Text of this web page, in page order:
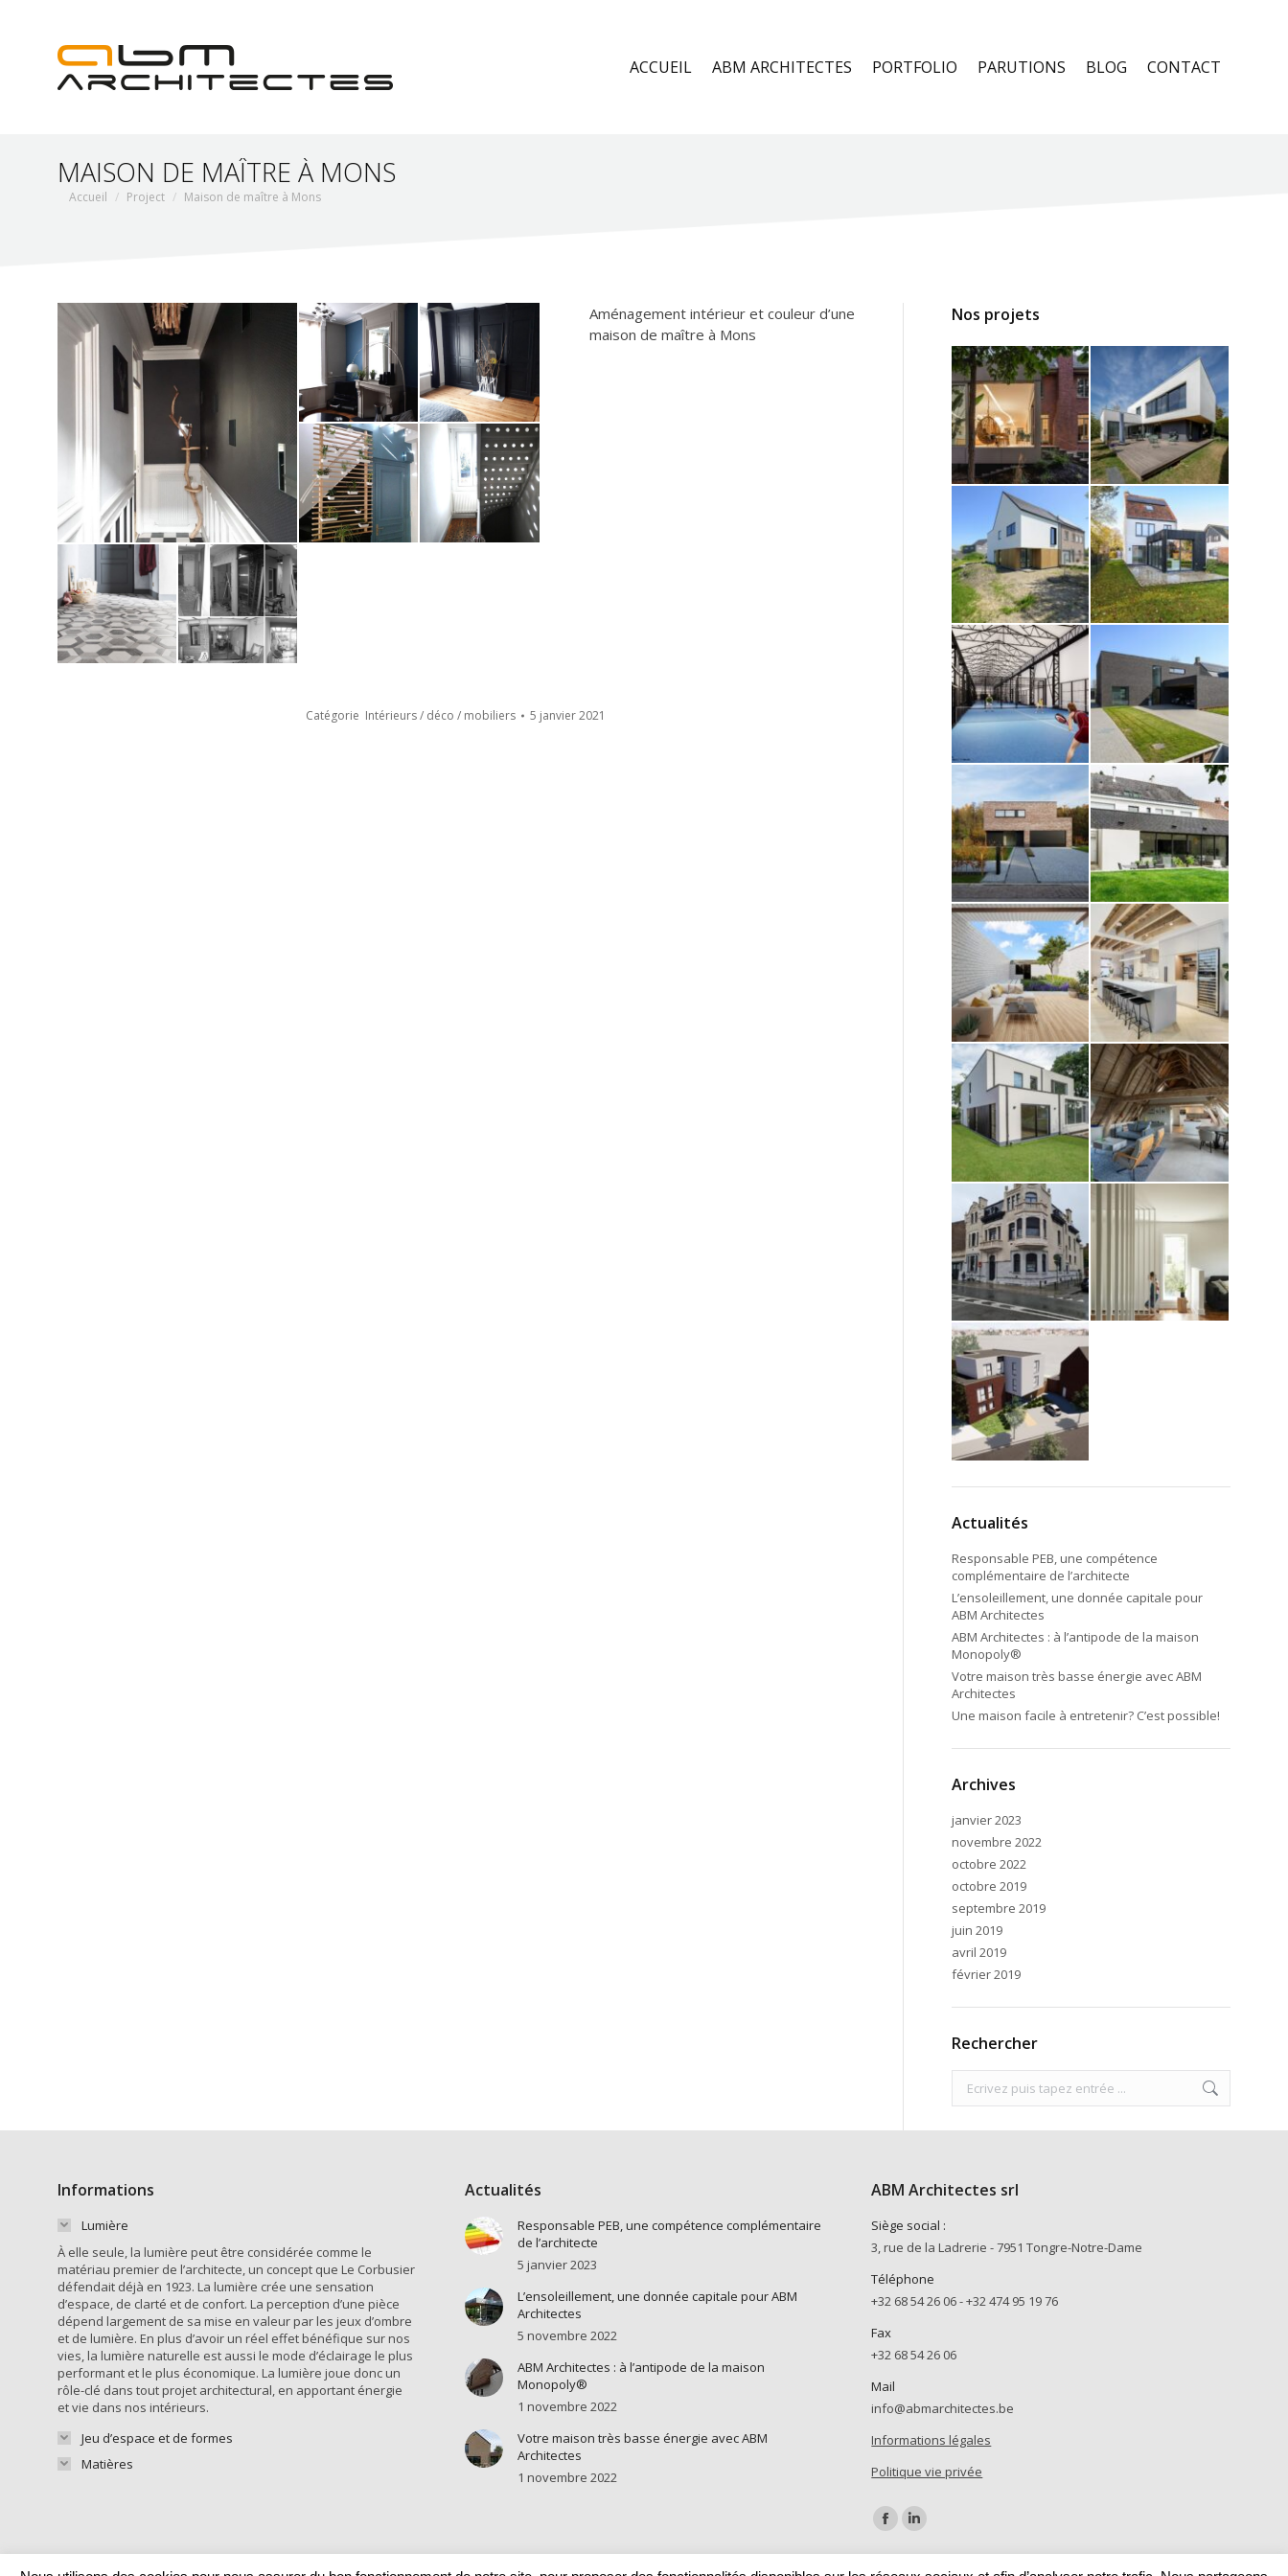
ACCUEIL ABM ARCHITECTES PORTFOLIO PARUTIONS BLOG CONTACT
MAISON DE MAÎTRE À MONS
Vous êtes ici :
Accueil Project Maison de maître à Mons
Aménagement intérieur et couleur d’une
maison de maître à Mons
Catégorie Intérieurs / déco / mobiliers 5 janvier 2021
Nos projets
Actualités
Responsable PEB, une compétence
complémentaire de l’architecte
L’ensoleillement, une donnée capitale pour
ABM Architectes
ABM Architectes : à l’antipode de la maison
Monopoly®
Votre maison très basse énergie avec ABM
Architectes
Une maison facile à entretenir? C’est possible!
Archives
janvier 2023
novembre 2022
octobre 2022
octobre 2019
septembre 2019
juin 2019
avril 2019
février 2019
Rechercher
Informations
Lumière
À elle seule, la lumière peut être considérée comme le
matériau premier de l’architecte, un concept que Le Corbusier
défendait déjà en 1923. La lumière crée une sensation
d’espace, de clarté et de confort. La perception d’une pièce
dépend largement de sa mise en valeur par les jeux d’ombre
et de lumière. En plus d’avoir un réel effet bénéfique sur nos
vies, la lumière naturelle est aussi le mode d’éclairage le plus
performant et le plus économique. La lumière joue donc un
rôle-clé dans tout projet architectural, en apportant énergie
et vie dans nos intérieurs.
Jeu d’espace et de formes
Matières
Actualités
Responsable PEB, une compétence complémentaire
de l’architecte
5 janvier 2023
L’ensoleillement, une donnée capitale pour ABM
Architectes
5 novembre 2022
ABM Architectes : à l’antipode de la maison
Monopoly®
1 novembre 2022
Votre maison très basse énergie avec ABM
Architectes
1 novembre 2022
ABM Architectes srl
Siège social :
3, rue de la Ladrerie - 7951 Tongre-Notre-Dame
Téléphone
+32 68 54 26 06 - +32 474 95 19 76
Fax
+32 68 54 26 06
Mail
info@abmarchitectes.be
Informations légales
Politique vie privée
Trouvez nous sur :
Facebook
page
LinkedIn
page